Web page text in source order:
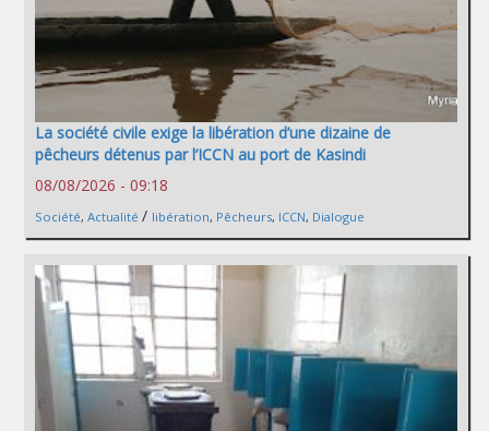
La société civile exige la libération d’une dizaine de
pêcheurs détenus par l’ICCN au port de Kasindi
08/08/2026 - 09:18
Société, Actualité / libération, Pêcheurs, ICCN, Dialogue